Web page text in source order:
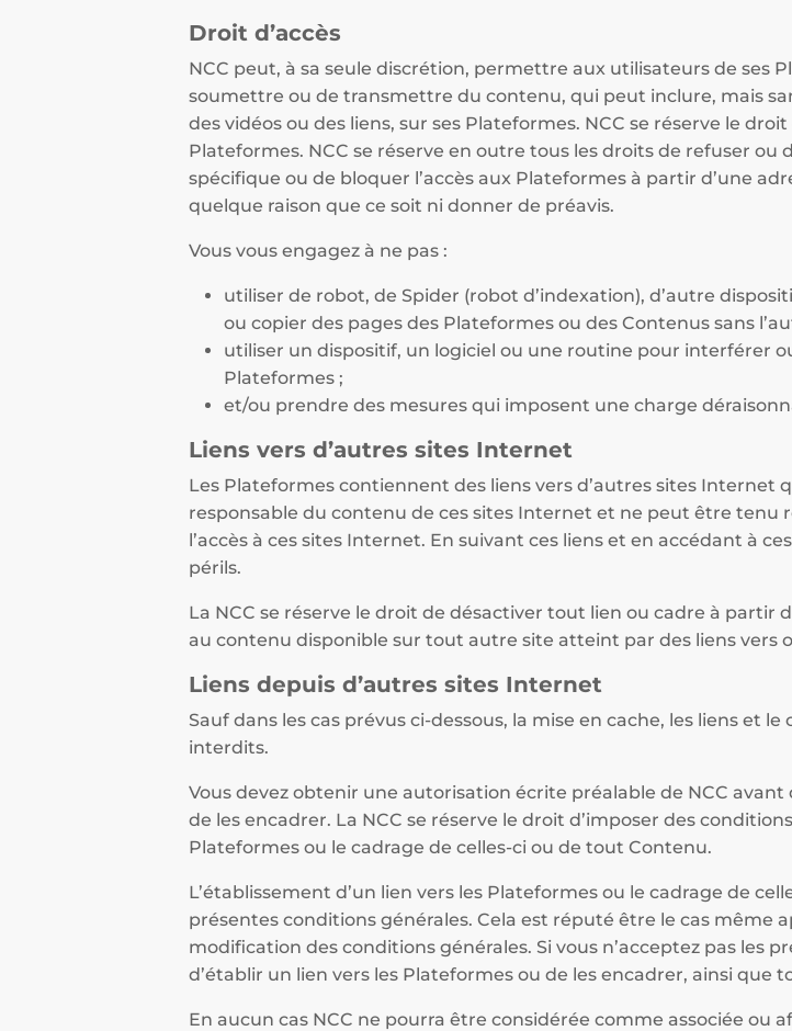
Droit d’accès
NCC peut, à sa seule discrétion, permettre aux utilisateurs de ses
soumettre ou de transmettre du contenu, qui peut inclure, mais
des vidéos ou des liens, sur ses Plateformes. NCC se réserve le
Plateformes. NCC se réserve en outre tous les droits de refuser
spécifique ou de bloquer l’accès aux Plateformes à partir d’une
quelque raison que ce soit ni donner de préavis.
Vous vous engagez à ne pas :
utiliser de robot, de Spider (robot d’indexation), d’autre
ou copier des pages des Plateformes ou des Contenus sans
utiliser un dispositif, un logiciel ou une routine pour interférer
Plateformes ;
et/ou prendre des mesures qui imposent une charge
Liens vers d’autres sites Internet
Les Plateformes contiennent des liens vers d’autres sites Internet
responsable du contenu de ces sites Internet et ne peut être tenu
l’accès à ces sites Internet. En suivant ces liens et en accédant à
périls.
La NCC se réserve le droit de désactiver tout lien ou cadre à
au contenu disponible sur tout autre site atteint par des liens vers
Liens depuis d’autres sites Internet
Sauf dans les cas prévus ci-dessous, la mise en cache, les liens et
interdits.
Vous devez obtenir une autorisation écrite préalable de NCC
de les encadrer. La NCC se réserve le droit d’imposer des
Plateformes ou le cadrage de celles-ci ou de tout Contenu.
L’établissement d’un lien vers les Plateformes ou le cadrage de
présentes conditions générales. Cela est réputé être le cas
modification des conditions générales. Si vous n’acceptez pas les
d’établir un lien vers les Plateformes ou de les encadrer, ainsi que
En aucun cas NCC ne pourra être considérée comme associée ou